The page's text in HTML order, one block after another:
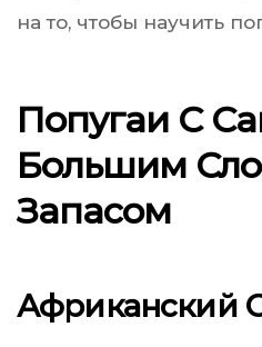
на то, чтобы научить
Попугаи С
Большим
Запасом
Африканский